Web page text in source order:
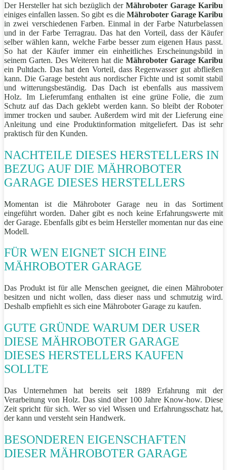
Der Hersteller hat sich bezüglich der Mähroboter Garage Karibu
einiges einfallen lassen. So gibt es die Mähroboter Garage Karibu
in zwei verschiedenen Farben. Einmal in der Farbe Naturbelassen
und in der Farbe Terragrau. Das hat den Vorteil, dass der Käufer
selber wählen kann, welche Farbe besser zum eigenen Haus passt.
So hat der Käufer immer ein einheitliches Erscheinungsbild in
seinem Garten. Des Weiteren hat die Mähroboter Garage Karibu
ein Pultdach. Das hat den Vorteil, dass Regenwasser gut abfließen
kann. Die Garage besteht aus nordischer Fichte und ist somit stabil
und witterungsbeständig. Das Dach ist ebenfalls aus massivem
Holz. Im Lieferumfang enthalten ist eine grüne Folie, die zum
Schutz auf das Dach geklebt werden kann. So bleibt der Roboter
immer trocken und sauber. Außerdem wird mit der Lieferung eine
Anleitung und eine Produktinformation mitgeliefert. Das ist sehr
praktisch für den Kunden.
NACHTEILE DIESES HERSTELLERS IN
BEZUG AUF DIE MÄHROBOTER
GARAGE DIESES HERSTELLERS
Momentan ist die Mähroboter Garage neu in das Sortiment
eingeführt worden. Daher gibt es noch keine Erfahrungswerte mit
der Garage. Ebenfalls gibt es beim Hersteller momentan nur das eine
Modell.
FÜR WEN EIGNET SICH EINE
MÄHROBOTER GARAGE
Das Produkt ist für alle Menschen geeignet, die einen Mähroboter
besitzen und nicht wollen, dass dieser nass und schmutzig wird.
Deshalb empfiehlt es sich eine Mähroboter Garage zu kaufen.
GUTE GRÜNDE WARUM DER USER
DIESE MÄHROBOTER GARAGE
DIESES HERSTELLERS KAUFEN
SOLLTE
Das Unternehmen hat bereits seit 1889 Erfahrung mit der
Verarbeitung von Holz. Das sind über 100 Jahre Know-how. Diese
Zeit spricht für sich. Wer so viel Wissen und Erfahrungsschatz hat,
der kann und versteht sein Handwerk.
BESONDEREN EIGENSCHAFTEN
DIESER MÄHROBOTER GARAGE